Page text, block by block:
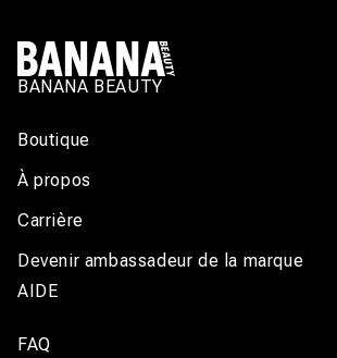
BANANA BEAUTY
Boutique
À propos
Carrière
Devenir ambassadeur de la marque
AIDE
FAQ